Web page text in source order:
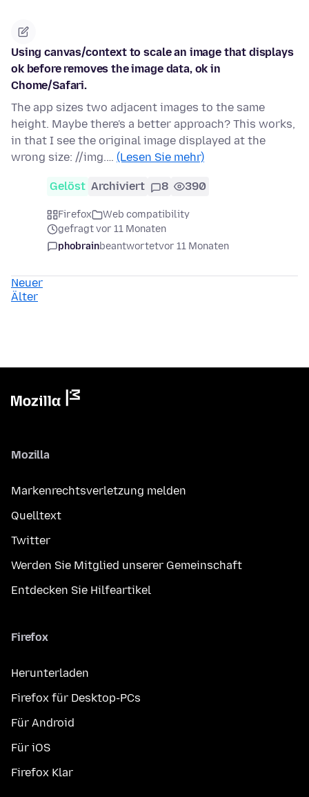
Using canvas/context to scale an image that displays
ok before removes the image data, ok in
Chome/Safari.
The app sizes two adjacent images to the same
height. Maybe there's a better approach? This works,
in that I see the original image displayed at the
wrong size: //img.… (Lesen Sie mehr)
Gelöst Archiviert 8 390
Firefox
Web compatibility
gefragt vor 11 Monaten
phobrainbeantwortetvor 11 Monaten
Neuer
Älter
Mozilla
Markenrechtsverletzung melden
Quelltext
Twitter
Werden Sie Mitglied unserer Gemeinschaft
Entdecken Sie Hilfeartikel
Firefox
Herunterladen
Firefox für Desktop-PCs
Für Android
Für iOS
Firefox Klar